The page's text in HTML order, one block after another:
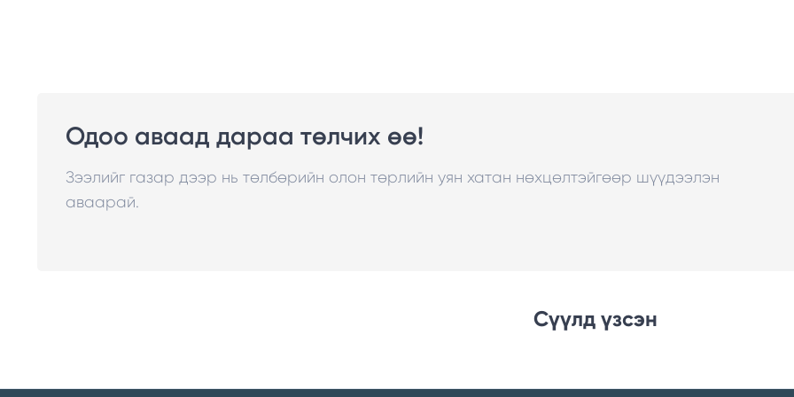
Одоо аваад дараа төлчих өө!
Зээлийг газар дээр нь төлбөрийн олон төрлийн уян хатан нөхцөлтэйгөөр шүүдээлэн
аваарай.
Сүүлд үзсэн